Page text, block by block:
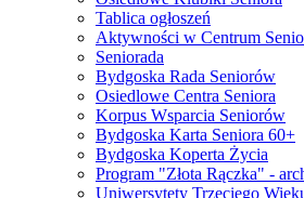
Tablica ogłoszeń
Aktywności w Centrum
Seniorada
Bydgoska Rada Seniorów
Osiedlowe Centra Seniora
Korpus Wsparcia Seniorów
Bydgoska Karta Seniora 60+
Bydgoska Koperta Życia
Program "Złota Rączka" -
Uniwersytety Trzeciego